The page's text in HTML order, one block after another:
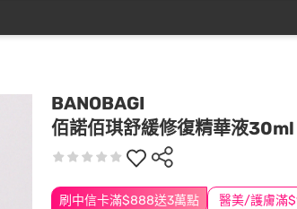
BANOBAGI
佰諾佰琪舒緩修復精華液30ml
刷中信卡滿$888送3萬點